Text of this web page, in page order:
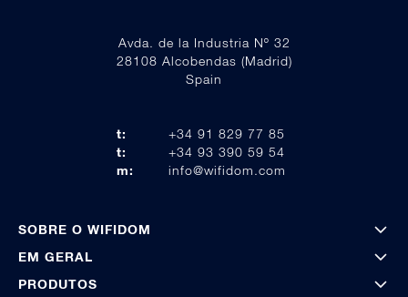
Avda. de la Industria Nº 32
28108 Alcobendas (Madrid)
Spain
t:
+34 91 829 77 85
t:
+34 93 390 59 54
m:
info@wifidom.com
SOBRE O WIFIDOM
EM GERAL
PRODUTOS